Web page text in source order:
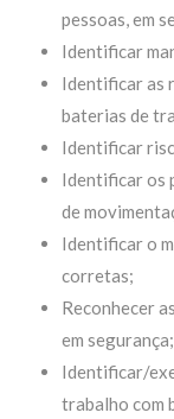
pessoas, em
Identificar
Identificar as
baterias de
Identificar
Identificar os
de
Identificar o
corretas;
Reconhecer
em segurança;
Identificar/
trabalho com